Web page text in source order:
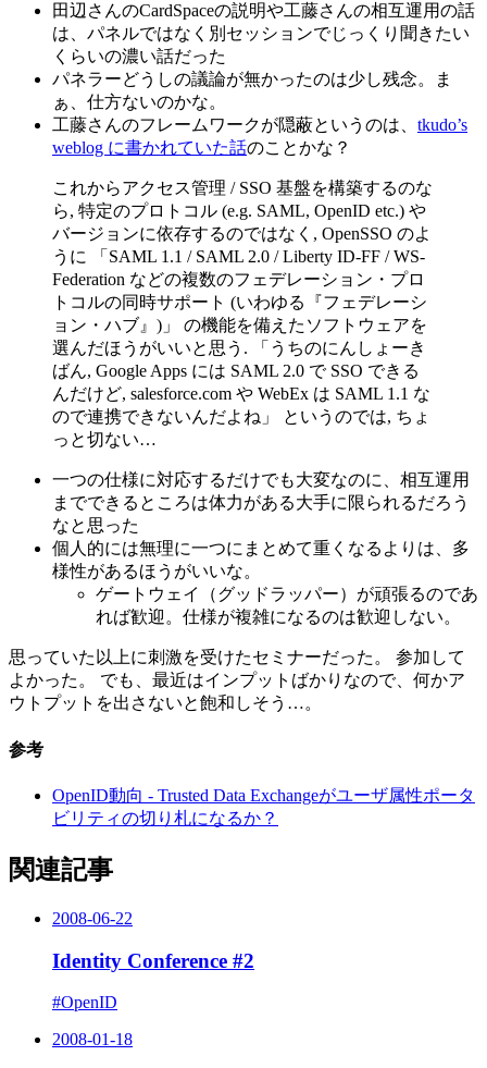
田辺さんのCardSpaceの説明や工藤さんの相互運用の話
は、パネルではなく別セッションでじっくり聞きたい
くらいの濃い話だった
パネラーどうしの議論が無かったのは少し残念。ま
ぁ、仕方ないのかな。
工藤さんのフレームワークが隠蔽というのは、 tkudo’s
weblog に書かれていた話のことかな？
これからアクセス管理 / SSO 基盤を構築するのな
ら, 特定のプロトコル (e.g. SAML, OpenID etc.) や
バージョンに依存するのではなく, OpenSSO のよ
うに 「SAML 1.1 / SAML 2.0 / Liberty ID-FF / WS-
Federation などの複数のフェデレーション・プロ
トコルの同時サポート (いわゆる『フェデレーシ
ョン・ハブ』)」 の機能を備えたソフトウェアを
選んだほうがいいと思う. 「うちのにんしょーき
ばん, Google Apps には SAML 2.0 で SSO できる
んだけど, salesforce.com や WebEx は SAML 1.1 な
ので連携できないんだよね」 というのでは, ちょ
っと切ない…
一つの仕様に対応するだけでも大変なのに、相互運用
までできるところは体力がある大手に限られるだろう
なと思った
個人的には無理に一つにまとめて重くなるよりは、多
様性があるほうがいいな。
ゲートウェイ（グッドラッパー）が頑張るのであ
れば歓迎。仕様が複雑になるのは歓迎しない。
思っていた以上に刺激を受けたセミナーだった。 参加して
よかった。 でも、最近はインプットばかりなので、何かア
ウトプットを出さないと飽和しそう…。
参考
OpenID動向 - Trusted Data Exchangeがユーザ属性ポータ
ビリティの切り札になるか？
関連記事
2008-06-22
Identity Conference #2
#OpenID
2008-01-18